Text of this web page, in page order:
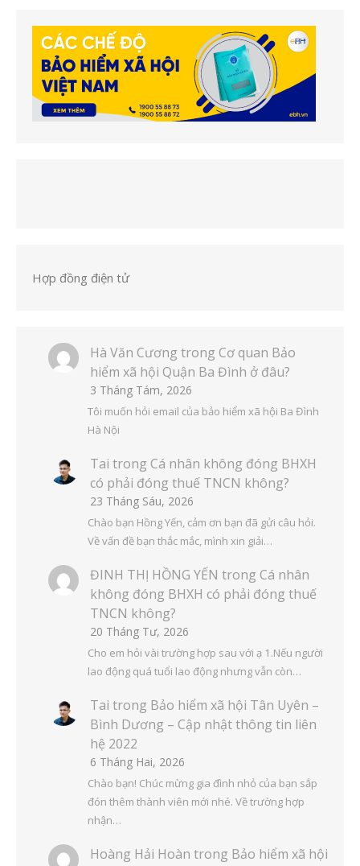
Hợp đồng điện tử
Hà Văn Cương trong Cơ quan Bảo
hiểm xã hội Quận Ba Đình ở đâu?
3 Tháng Tám, 2026
Tôi muốn hỏi email của bảo hiểm xã hội Ba Đình
Hà Nội
Tai trong Cá nhân không đóng BHXH
có phải đóng thuế TNCN không?
23 Tháng Sáu, 2026
Chào bạn Hồng Yến, cảm ơn bạn đã gửi câu hỏi.
Về vấn đề bạn thắc mắc, mình xin giải…
ĐINH THỊ HỒNG YẾN trong Cá nhân
không đóng BHXH có phải đóng thuế
TNCN không?
20 Tháng Tư, 2026
Cho em hỏi vài trường hợp sau với ạ 1.Nếu người
lao động quá tuổi lao động nhưng vẫn còn…
Tai trong Bảo hiểm xã hội Tân Uyên –
Bình Dương – Cập nhật thông tin liên
hệ 2022
6 Tháng Hai, 2026
Chào bạn! Chúc mừng gia đình nhỏ của bạn sắp
đón thêm thành viên mới nhé. Về trường hợp
nhận…
Hoàng Hải Hoàn trong Bảo hiểm xã hội